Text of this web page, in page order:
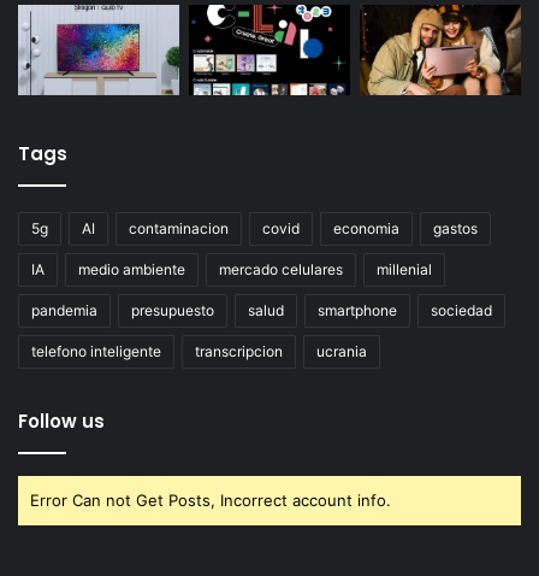
Tags
5g AI contaminacion covid economia gastos
IA medio ambiente mercado celulares millenial
pandemia presupuesto salud smartphone sociedad
telefono inteligente transcripcion ucrania
Follow us
Error Can not Get Posts, Incorrect account info.